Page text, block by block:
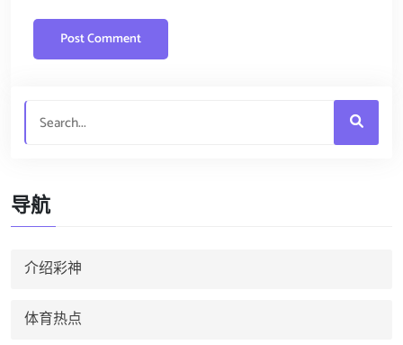
导航
介绍彩神
体育热点